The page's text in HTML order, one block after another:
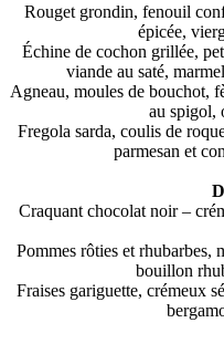
Rouget grondin, fenouil
épicée,
Échine de cochon grillée,
viande au saté,
Agneau, moules de bouchot,
au spigol,
Fregola sarda, coulis de
parmesan et
Craquant chocolat noir –
Pommes rôties et rhubarbes,
bouillon
Fraises gariguette, crémeux